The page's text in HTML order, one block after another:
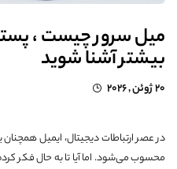
میل سرور چیست ،
بیشتر آشنا شوید
20 ژوئن , 2026
در عصر ارتباطات دیجیتال، ایمیل
محسوب می‌شود. اما آیا تا به حال فکر